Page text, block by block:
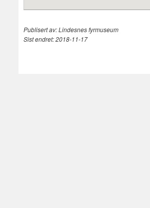
Publisert av:Lindesnes fyrmuseum
Sist endret:2018-11-17